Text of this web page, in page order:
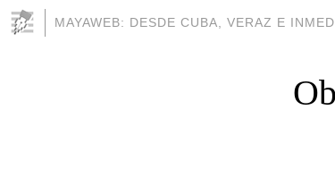
MAYAWEB: DESDE CUBA, VERAZ E